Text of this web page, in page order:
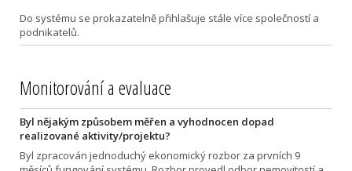
Do systému se prokazatelně přihlašuje stále více společností a
podnikatelů.
Monitorování a evaluace
Byl nějakým způsobem měřen a vyhodnocen dopad
realizované aktivity/projektu?
Byl zpracován jednoduchý ekonomický rozbor za prvních 9